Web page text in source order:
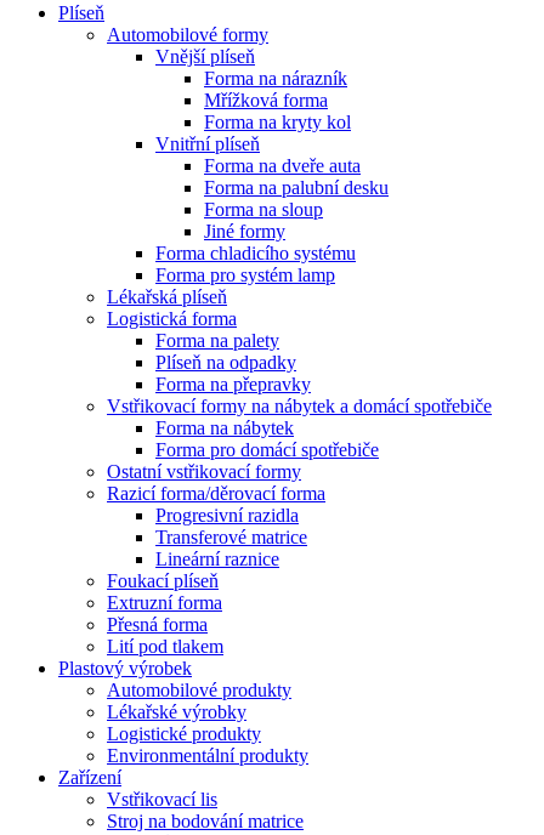
Plíseň
Automobilové formy
Vnější plíseň
Forma na nárazník
Mřížková forma
Forma na kryty kol
Vnitřní plíseň
Forma na dveře auta
Forma na palubní desku
Forma na sloup
Jiné formy
Forma chladicího systému
Forma pro systém lamp
Lékařská plíseň
Logistická forma
Forma na palety
Plíseň na odpadky
Forma na přepravky
Vstřikovací formy na nábytek a domácí spotřebiče
Forma na nábytek
Forma pro domácí spotřebiče
Ostatní vstřikovací formy
Razicí forma/děrovací forma
Progresivní razidla
Transferové matrice
Lineární raznice
Foukací plíseň
Extruzní forma
Přesná forma
Lití pod tlakem
Plastový výrobek
Automobilové produkty
Lékařské výrobky
Logistické produkty
Environmentální produkty
Zařízení
Vstřikovací lis
Stroj na bodování matrice